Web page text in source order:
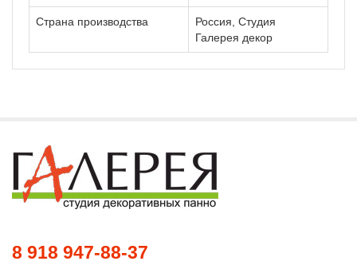
Страна производства
Россия, Студия
Галерея декор
8 918 947-88-37